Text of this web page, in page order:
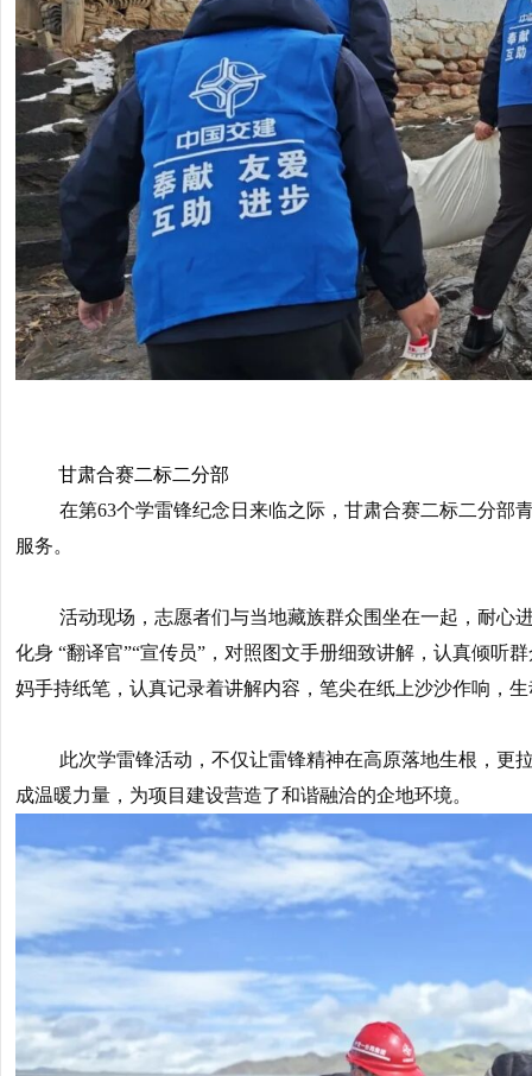
甘肃合赛二标二分部
在第63个学雷锋纪念日来临之际，甘肃合赛二标二分部
服务。
活动现场，志愿者们与当地藏族群众围坐在一起，耐心
化身 “翻译官”“宣传员”，对照图文手册细致讲解，认真倾听
妈手持纸笔，认真记录着讲解内容，笔尖在纸上沙沙作响，
此次学雷锋活动，不仅让雷锋精神在高原落地生根，更
成温暖力量，为项目建设营造了和谐融洽的企地环境。